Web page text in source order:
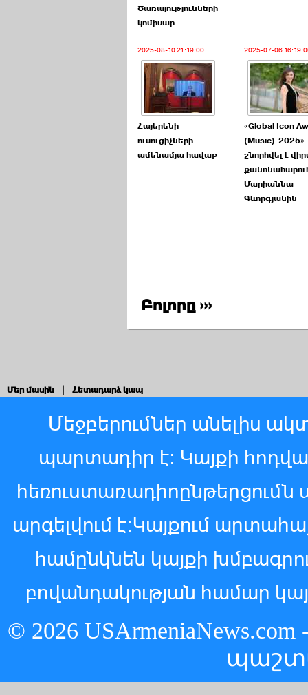
Ծառայությունների
կոմիսար
2025-08-10 21:19:00
Հայերենի
ուսուցիչների
ամենամյա հավաք
2025-07-06
«Global Icon
(Music)-
շնորհվել է
Մարիաննա
Գևորգյանին
Բոլորը ›››
Մեր մասին Հետադարձ կապ
Մեջբերումներ անելիս
պարտադիր է: Կայքի
հեռուստառադիոընթերցումն
արգելվում է:Կայքում
համընկնեն կայքի
բովանդակության համար
© 2026